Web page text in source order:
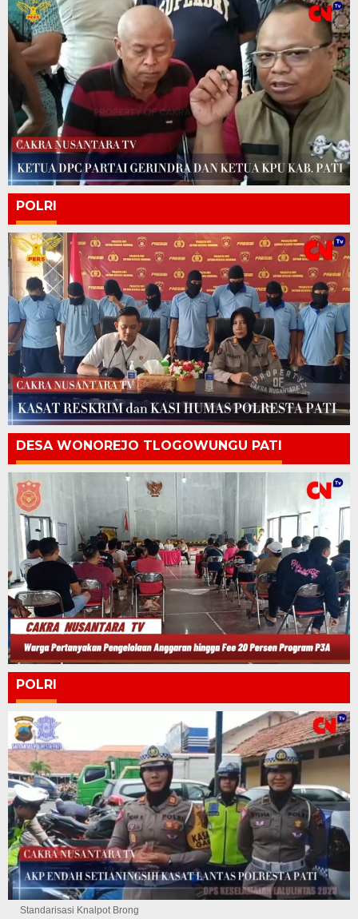
POLRI
DESA WONOREJO TLOGOWUNGU PATI
POLRI
Standarisasi Knalpot Brong